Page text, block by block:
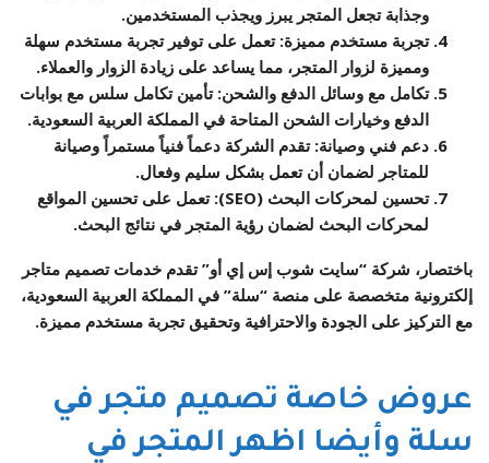
وجذابة تجعل المتجر يبرز ويجذب المستخدمين.
تجربة مستخدم مميزة: تعمل على توفير تجربة مستخدم سهلة
ومميزة لزوار المتجر، مما يساعد على زيادة الزوار والعملاء.
تكامل مع وسائل الدفع والشحن: تأمين تكامل سلس مع بوابات
الدفع وخيارات الشحن المتاحة في المملكة العربية السعودية.
دعم فني وصيانة: تقدم الشركة دعماً فنياً مستمراً وصيانة
للمتاجر لضمان أن تعمل بشكل سليم وفعال.
تحسين لمحركات البحث (SEO)
: تعمل على تحسين المواقع
لمحركات البحث لضمان رؤية المتجر في نتائج البحث.
باختصار، شركة “سايت شوب إس إي أو” تقدم خدمات تصميم متاجر
إلكترونية متخصصة على منصة “سلة” في المملكة العربية السعودية،
مع التركيز على الجودة والاحترافية وتحقيق تجربة مستخدم مميزة.
عروض خاصة تصميم متجر في
سلة وأيضا اظهر المتجر في